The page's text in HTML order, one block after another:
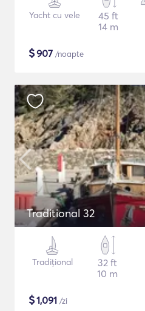
Yacht cu vele
45 ft
14 m
$907 /noapte
Traditional 32
Tradițional
32 ft
10 m
$1,091 /zi